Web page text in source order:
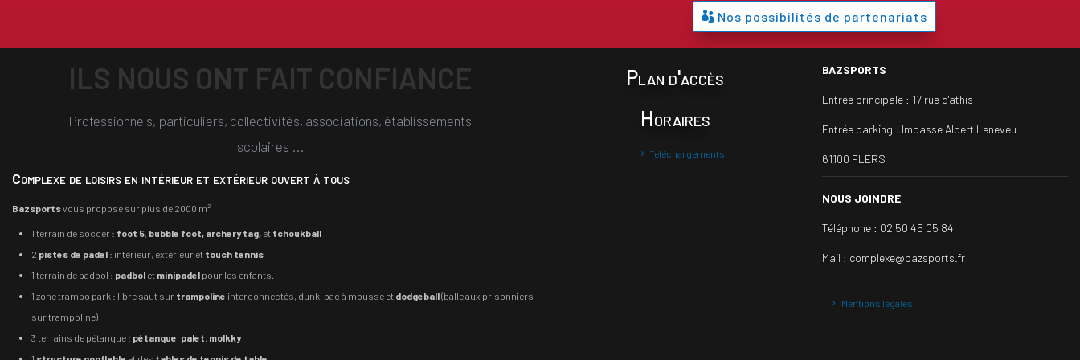
Nos possibilités de partenariats
ILS NOUS ONT FAIT CONFIANCE
Professionnels, particuliers, collectivités, associations, établissements
scolaires ...
Complexe de loisirs en intérieur et extérieur ouvert à tous
Bazsportsvous propose sur plus de 2000 m²
1 terrain de soccer : foot 5, bubble foot, archery tag, et tchoukball
2 pistes de padel : intérieur, extérieur et touch tennis
1 terrain de padbol : padbol et minipadel pour les enfants.
1 zone trampo park : libre saut sur trampoline interconnectés, dunk, bac à mousse et dodgeball(balle aux prisonniers
sur trampoline)
3 terrains de pétanque : pétanque, palet, molkky
Plan d'accès
Horaires
Téléchargements
BAZSPORTS
Entrée principale : 17 rue d'athis
Entrée parking : Impasse Albert Leneveu
61100 FLERS
NOUS JOINDRE
Téléphone : 02 50 45 05 84
Mail : complexe@bazsports.fr
Mentions légales